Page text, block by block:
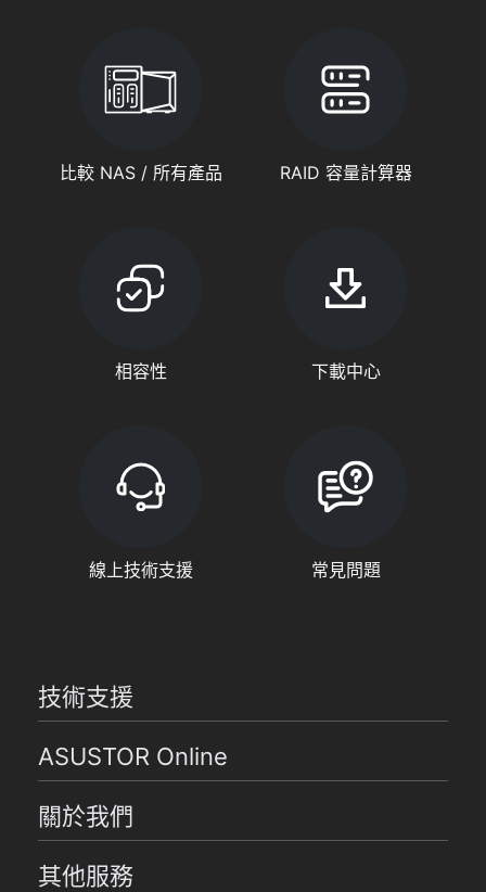
比較 NAS / 所有產品 RAID 容量計算器
相容性 下載中心
線上技術支援 常見問題
技術支援
ASUSTOR Online
關於我們
其他服務